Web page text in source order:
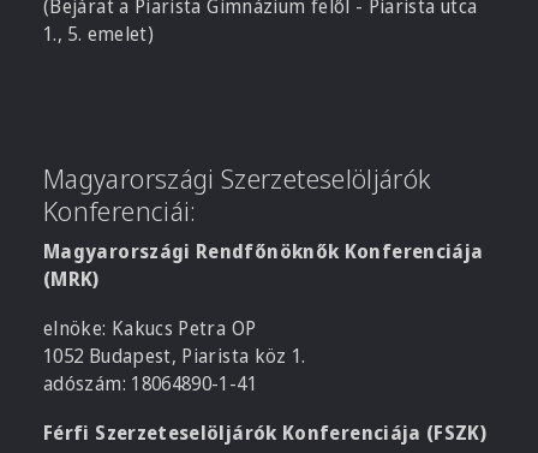
(Bejárat a Piarista Gimnázium felől - Piarista utca
1., 5. emelet)
Magyarországi Szerzeteselöljárók
Konferenciái:
Magyarországi Rendfőnöknők Konferenciája
(MRK)
elnöke: Kakucs Petra OP
1052 Budapest, Piarista köz 1.
adószám: 18064890-1-41
Férfi Szerzeteselöljárók Konferenciája (FSZK)